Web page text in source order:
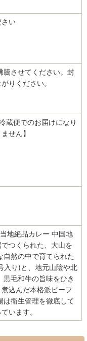
い
騰させてください。封
りください。
便でのお届けになり
せん】
地絶品カレー 中国地
つくられた、大山を
然の中で育てられた
入り)と、地元山陰や北
毛和牛の旨味をひき
込んだ本格派ビーフ
は衛生管理を徹底して
います。